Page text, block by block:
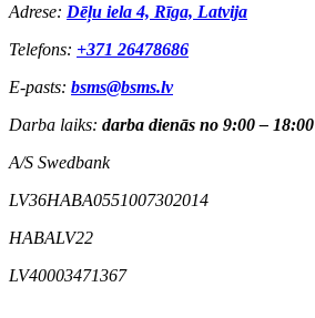
Adrese: Dēļu iela 4, Rīga, Latvija
Telefons: +371 26478686
E-pasts: bsms@bsms.lv
Darba laiks: darba dienās no 9:00 – 18:00
A/S Swedbank
LV36HABA0551007302014
HABALV22
LV40003471367